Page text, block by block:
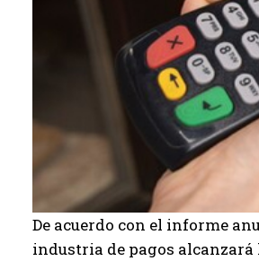
De acuerdo con el informe
industria de pagos alcanzará